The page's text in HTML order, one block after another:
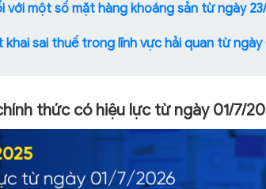
với một số mặt hàng khoáng sản từ ngày
khai sai thuế trong lĩnh vực hải quan từ ngày
thức có hiệu lực từ ngày 01/7/